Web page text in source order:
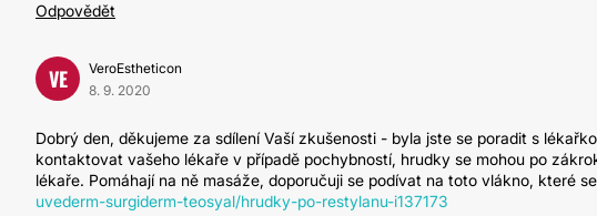
Odpovědět
VE
VeroEstheticon
8. 9. 2020
Dobrý den, děkujeme za sdílení Vaší zkušenosti - byla jste se poradit s
kontaktovat vašeho lékaře v případě pochybností, hrudky se mohou po
lékaře. Pomáhají na ně masáže, doporučuji se podívat na toto vlákno, které
uvederm-surgiderm-teosyal/hrudky-po-restylanu-i137173